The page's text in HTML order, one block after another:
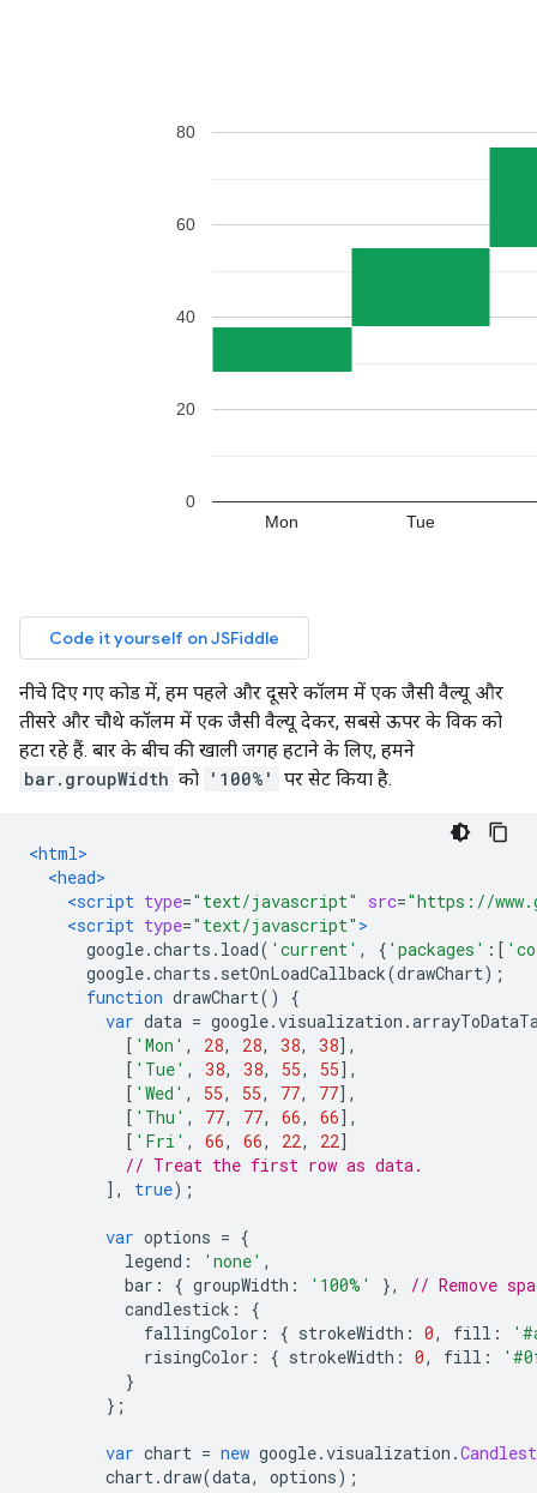
नीचे दिए गए कोड में, हम पहले और दूसरे कॉलम में एक जैसी वैल्यू और
तीसरे और चौथे कॉलम में एक जैसी वैल्यू देकर, सबसे ऊपर के विक को
हटा रहे हैं. बार के बीच की खाली जगह हटाने के लिए, हमने
bar.groupWidth को '100%' पर सेट किया है.
<html>
<head>
<script type="text/javascript" src="https://
<script type="text/javascript" >
google.charts . load( 'current' , { 'packages' :[
google.charts . setOnLoadCallback(drawChart);
function drawChart()
{
var data = google.visualization .
[ 'Mon' , 28, 28, 38, 38],
[ 'Tue' , 38, 38, 55, 55],
[ 'Wed' , 55, 55, 77, 77],
[ 'Thu' , 77, 77, 66, 66],
[ 'Fri' , 66, 66, 22, 22]
// Treat the first row as data.
],
true);
var options = {
legend : 'none' ,
bar : { groupWidth : '100%' },
// Remove
candlestick :
{
fallingColor : { strokeWidth : 0, fill :
risingColor : { strokeWidth : 0, fill :
}
};
var chart = new google.visualization .
chart.draw(data, options);